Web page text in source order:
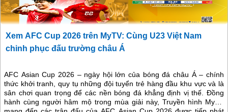
Xem AFC Cup 2026 trên MyTV: Cùng U23 Việt Nam
chinh phục đấu trường châu Á
AFC Asian Cup 2026 – ngày hội lớn của bóng đá châu Á – chính
thức khởi tranh, quy tụ những đội tuyển trẻ hàng đầu khu vực và là
sân chơi quan trọng để các nền bóng đá khẳng định vị thế. Đồng
hành cùng người hâm mộ trong mùa giải này, Truyền hình MyTV